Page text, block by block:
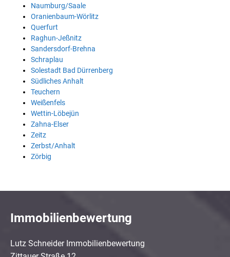
Naumburg/Saale
Oranienbaum-Wörlitz
Querfurt
Raghun-Jeßnitz
Sandersdorf-Brehna
Schraplau
Solestadt Bad Dürrenberg
Südliches Anhalt
Teuchern
Weißenfels
Wettin-Löbejün
Zahna-Elser
Zeitz
Zerbst/Anhalt
Zörbig
Immobilienbewertung
Lutz Schneider Immobilienbewertung